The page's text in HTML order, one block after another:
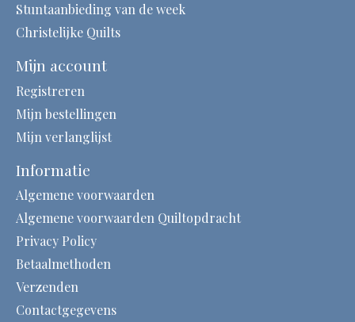
Stuntaanbieding van de week
Christelijke Quilts
Mijn account
Registreren
Mijn bestellingen
Mijn verlanglijst
Informatie
Algemene voorwaarden
Algemene voorwaarden Quiltopdracht
Privacy Policy
Betaalmethoden
Verzenden
Contactgegevens